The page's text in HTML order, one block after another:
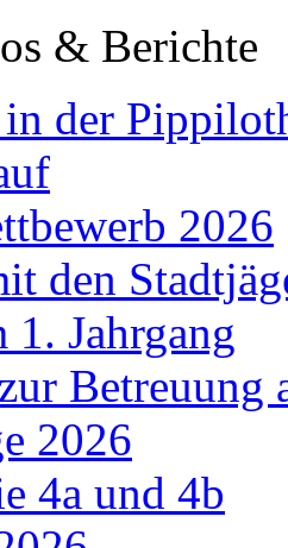
& Berichte
der
2026
den
Jahrgang
Betreuung
2026
4a und 4b